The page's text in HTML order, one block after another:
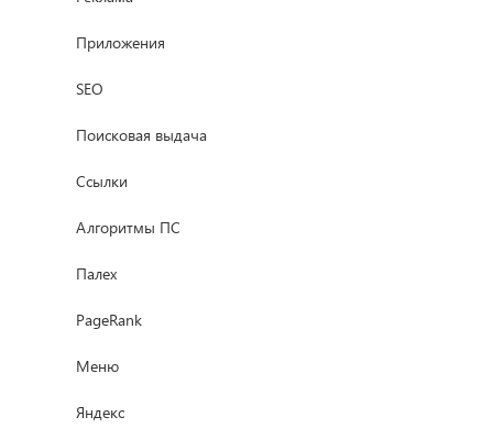
Приложения
SEO
Поисковая выдача
Ссылки
Алгоритмы ПС
Палех
PageRank
Меню
Яндекс